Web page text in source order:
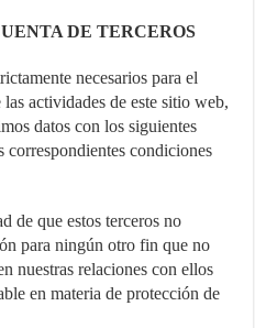
DE TERCEROS
necesarios para el
actividades de este sitio web,
datos con los siguientes
correspondientes condiciones
de que estos terceros no
para ningún otro fin que no
nuestras relaciones con ellos
en materia de protección de